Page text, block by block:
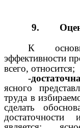
9.
К
эффективности
всего, относится;
-
ясного
труда в
сделать